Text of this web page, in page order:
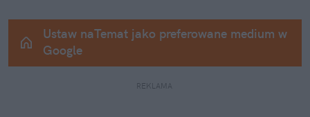
Ustaw naTemat jako preferowane medium w
Google
REKLAMA